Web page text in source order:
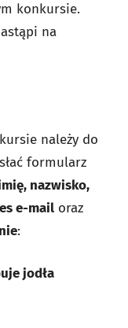
konkursie.
na
należy do
formularz
nazwisko,
e-mail oraz
:
jodła